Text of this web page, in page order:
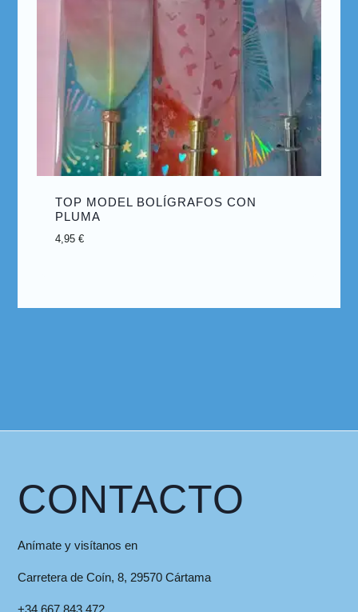
TOP MODEL BOLÍGRAFOS CON
PLUMA
4,95€
CONTACTO
Anímate y visítanos en
Carretera de Coín, 8, 29570 Cártama
+34 667 843 472